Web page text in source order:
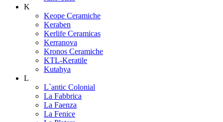
K
Keope Ceramiche
Keraben
Kerlife Ceramicas
Kerranova
Kronos Ceramiche
KTL-Keratile
Kutahya
L
L`antic Colonial
La Fabbrica
La Faenza
La Fenice